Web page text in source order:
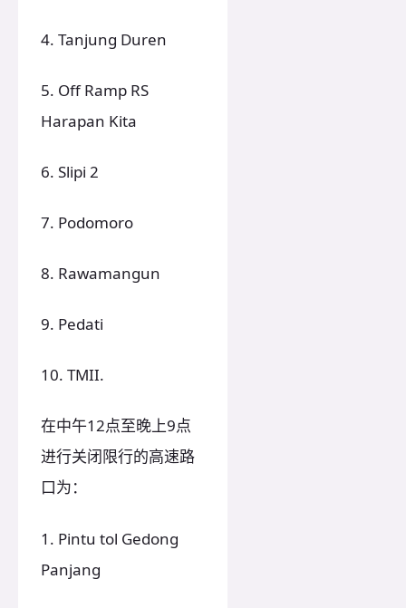
4. Tanjung Duren
5. Off Ramp RS
Harapan Kita
6. Slipi 2
7. Podomoro
8. Rawamangun
9. Pedati
10. TMII.
在中午12点至晚上9点
进行关闭限行的高速路
口为：
1. Pintu tol Gedong
Panjang